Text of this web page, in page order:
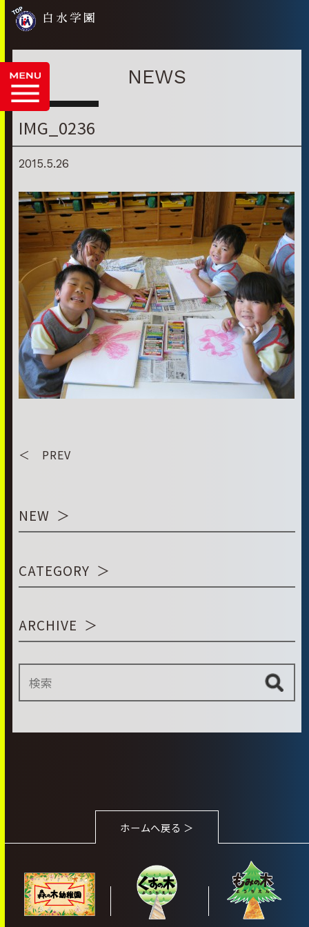
白水学園
NEWS
IMG_0236
2015.5.26
＜ PREV
NEW
CATEGORY
ARCHIVE
ホームへ戻る ＞